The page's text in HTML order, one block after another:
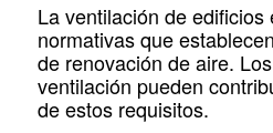
La ventilación de edificios
normativas que
de renovación de aire.
ventilación pueden
de estos requisitos.